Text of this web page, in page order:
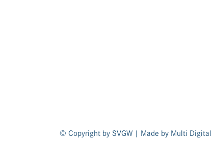
© Copyright by SVGW | Made by Multi Digital